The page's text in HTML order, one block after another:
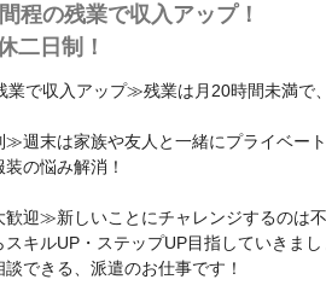
程の残業で収入アップ！
二日制！
で収入アップ≫残業は月20時間未満で
週末は家族や友人と一緒にプライベー
の悩み解消！
迎≫新しいことにチャレンジするのは
スキルUP・ステップUP目指していきま
できる、派遣のお仕事です！